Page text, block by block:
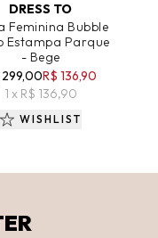
DRESS TO
Feminina Bubble
Estampa Parque
- Bege
299,00R$ 136,90
1 x R$ 136,90
WISHLIST